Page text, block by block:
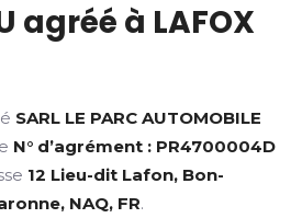
agréé à LAFOX
SARL LE PARC AUTOMOBILE
N° d’agrément : PR4700004D
12 Lieu-dit Lafon, Bon-
NAQ, FR.